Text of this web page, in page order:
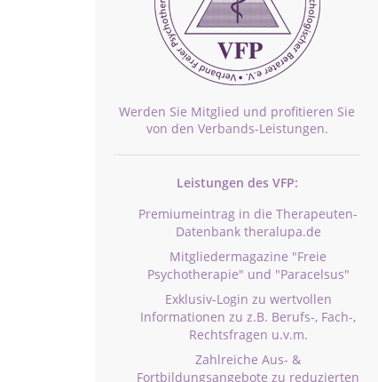
Werden Sie Mitglied und profitieren Sie
von den Verbands-Leistungen.
Leistungen des VFP:
Premiumeintrag in die Therapeuten-
Datenbank theralupa.de
Mitgliedermagazine "Freie
Psychotherapie" und "Paracelsus"
Exklusiv-Login zu wertvollen
Informationen zu z.B. Berufs-, Fach-,
Rechtsfragen u.v.m.
Zahlreiche Aus- &
Fortbildungsangebote zu reduzierten